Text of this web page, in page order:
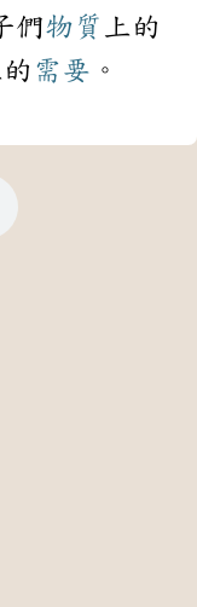
們物質 上的
的 需要 。